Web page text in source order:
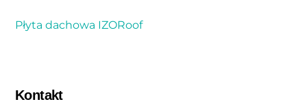
Płyta dachowa IZORoof
Kontakt